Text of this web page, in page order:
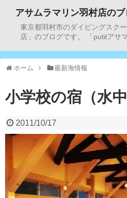
アサムラマリン羽村店の
東京都羽村市のダイビングスク
店」のブログです。 「putitアサ
ホーム 最新海情報
小学校の宿（水
2011/10/17